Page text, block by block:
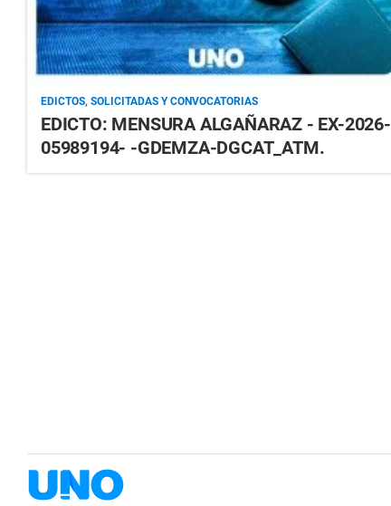
EDICTOS, SOLICITADAS Y CONVOCATORIAS
EDICTO: MENSURA ALGAÑARAZ - EX-2026-
05989194- -GDEMZA-DGCAT_ATM.